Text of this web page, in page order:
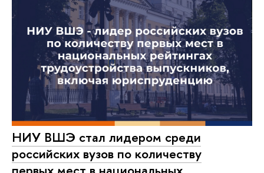
НИУ ВШЭ стал лидером среди
российских вузов по количеству